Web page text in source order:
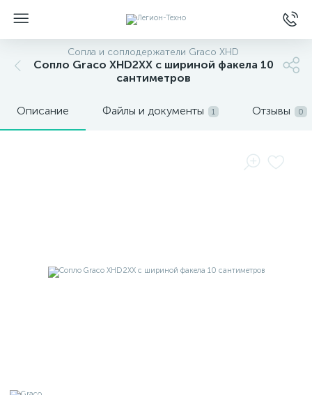
Сопла и соплодержатели Graco XHD
Сопло Graco XHD2XX с шириной факела 10
сантиметров
Описание Файлы и документы 1 Отзывы 0